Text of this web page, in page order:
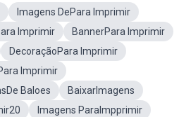
Imagens DePara Imprimir
Imprimir
BannerPara Imprimir
DecoraçãoPara Imprimir
Imprimir
Baloes
BaixarImagens
Imagens ParaImpprimir